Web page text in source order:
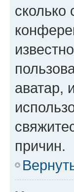
аватар,
причин.